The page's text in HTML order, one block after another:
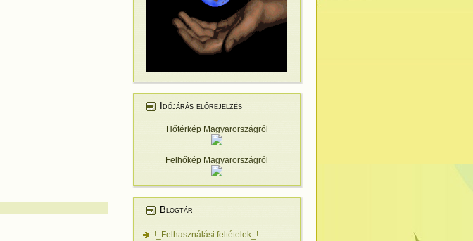
Időjárás előrejelzés
Hőtérkép Magyarországról
Felhőkép Magyarországról
Blogtár
!_Felhasználási feltételek_!